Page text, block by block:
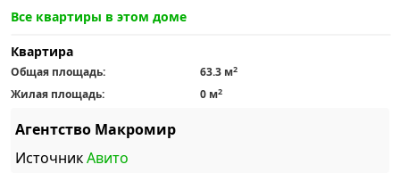
Все квартиры в этом доме
Квартира
Общая площадь: 63.3 м2
Жилая площадь: 0 м2
Агентство Макромир
ИсточникАвито